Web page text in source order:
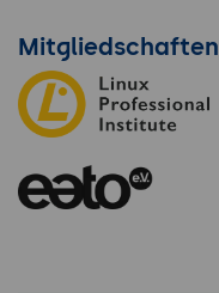
Mitgliedschaften